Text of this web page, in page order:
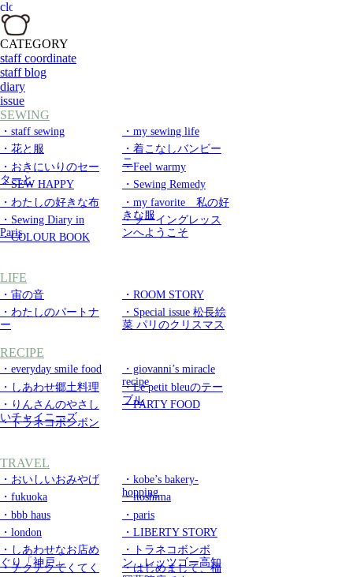
CATEGORY
staff coordinate
staff blog
diary
issue
SEWING
・staff sewing
・my sewing life
・花と服
・着こなしバンビー
ニ
・おきにいりのセー
ターと
・Feel warmy
・SEW HAPPY
・Sewing Remedy
・わたしの好きな布
・my favorite 私の好
きな服
・Sewing Diary in
Paris
・ソーイングレッス
ンへようこそ
・COLOUR BOOK
LIFE
・宙の音
・ROOM STORY
・わたしのパートナ
ー
・Special issue 松長絵
菜 パリのクリスマス
RECIPE
・everyday smile food
・giovanni’s miracle
recipe
・しあわせ郷土料理
・Le petit bleuのテー
ブル
・りんさんのやさし
いチャイニーズ
・PARTY FOOD
・トラネコボンボン
TRAVEL
・おいしいおみやげ
・kobe’s bakery-
hopping
・fukuoka
・itoshima
・bbb haus
・paris
・london
・LIBERTY STORY
・しあわせなお店め
ぐり「神戸」
・トラネコボンボ
ン レッツゴー高知
・チクチクてくてく
・はじめまして、福